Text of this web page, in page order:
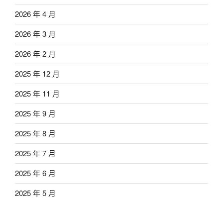
2026 年 4 月
2026 年 3 月
2026 年 2 月
2025 年 12 月
2025 年 11 月
2025 年 9 月
2025 年 8 月
2025 年 7 月
2025 年 6 月
2025 年 5 月